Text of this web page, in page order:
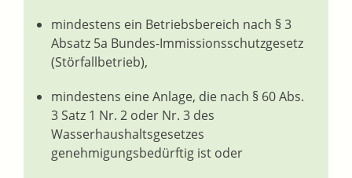
mindestens ein Betriebsbereich nach § 3
Absatz 5a Bundes-Immissionsschutzgesetz
(Störfallbetrieb),
mindestens eine Anlage, die nach § 60 Abs.
3 Satz 1 Nr. 2 oder Nr. 3 des
Wasserhaushaltsgesetzes
genehmigungsbedürftig ist oder